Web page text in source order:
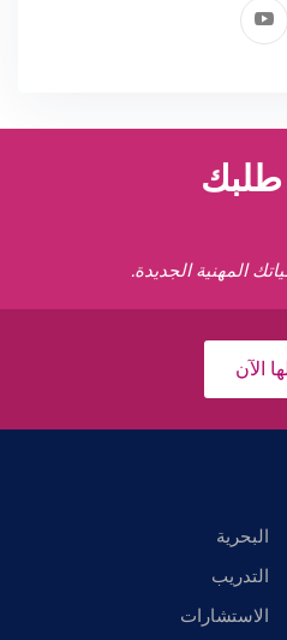
طلبك
المهنية الجديدة.
الآن
البحرية
التدريب
الاستشارات